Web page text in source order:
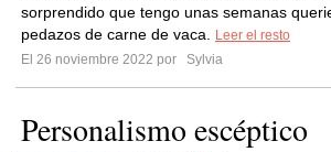
sorprendido que tengo unas semanas
pedazos de carne de vaca.
Leer el resto
El 26 noviembre 2022 por
Sylvia
Personalismo escéptico